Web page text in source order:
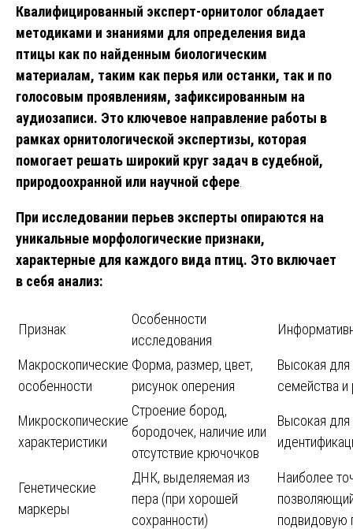
Квалифицированный эксперт-орнитолог обладает
методиками и знаниями для определения вида
птицы как по найденным биологическим
материалам, таким как перья или останки, так и по
голосовым проявлениям, зафиксированным на
аудиозаписи. Это ключевое направление работы в
рамках орнитологической экспертизы, которая
помогает решать широкий круг задач в судебной,
природоохранной или научной сфере
При исследовании перьев эксперты опираются на
уникальные морфологические признаки,
характерные для каждого вида птиц. Это включает
в себя анализ:
Признак
Особенности
исследования
Макроскопические
особенности
Форма, размер, цвет,
рисунок оперения
Высокая
семейства и
Микроскопические
характеристики
Строение бород,
бородочек, наличие или
отсутствие крючочков
Высокая
Генетические
маркеры
ДНК, выделяемая из
пера (при хорошей
сохранности)
Наиболее
подвидовую